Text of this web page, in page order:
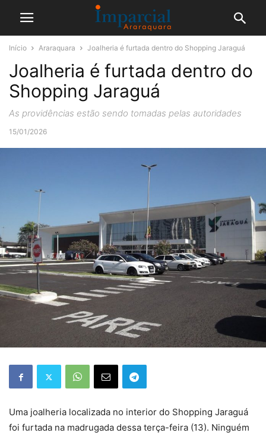
Início Araraquara Joalheria é furtada dentro do Shopping Jaraguá
Joalheria é furtada dentro do
Shopping Jaraguá
As providências estão sendo tomadas pelas autoridades
15/01/2026
Uma joalheria localizada no interior do Shopping Jaraguá
foi furtada na madrugada dessa terça-feira (13). Ninguém